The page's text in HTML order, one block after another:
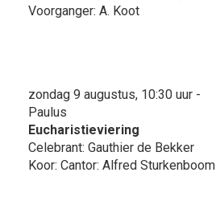
Voorganger: A. Koot
zondag 9 augustus, 10:30 uur -
Paulus
Eucharistieviering
Celebrant: Gauthier de Bekker
Koor: Cantor: Alfred Sturkenboom